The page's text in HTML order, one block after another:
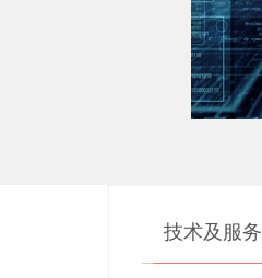
技术及服务